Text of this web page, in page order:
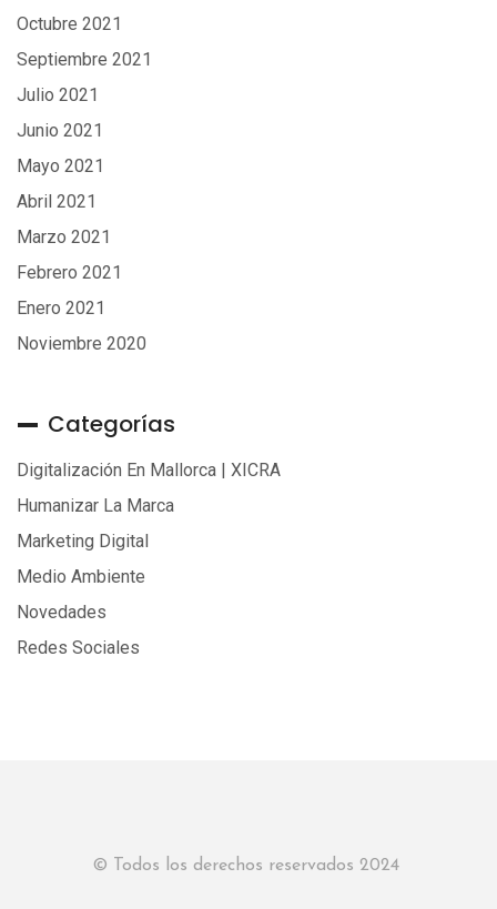
Octubre 2021
Septiembre 2021
Julio 2021
Junio 2021
Mayo 2021
Abril 2021
Marzo 2021
Febrero 2021
Enero 2021
Noviembre 2020
Categorías
Digitalización En Mallorca | XICRA
Humanizar La Marca
Marketing Digital
Medio Ambiente
Novedades
Redes Sociales
© Todos los derechos reservados 2024